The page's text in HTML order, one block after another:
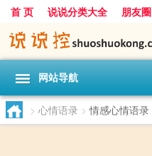
首 页 说说分类大全 朋友圈
励志
爱情 搞笑
网站导航
> 心情语录 > 情感心情语录